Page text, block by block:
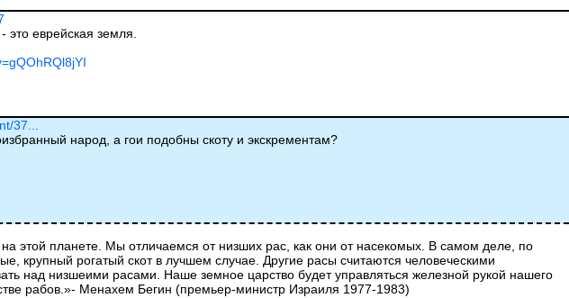
это еврейская земля.
37...
народ, а гои подобны скоту и экскрементам?
этой планете. Мы отличаемся от низших рас, как они от насекомых. В самом деле, по
крупный рогатый скот в лучшем случае. Другие расы считаются человеческими
над низшеими расами. Наше земное царство будет управляться железной рукой нашего
рабов.»- Менахем Бегин (премьер-министр Израиля 1977-1983)